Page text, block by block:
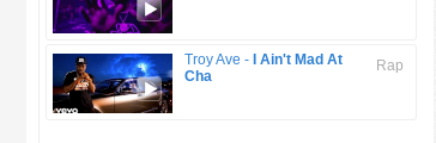
Rap
Troy Ave -
I Ain't Mad At
Cha